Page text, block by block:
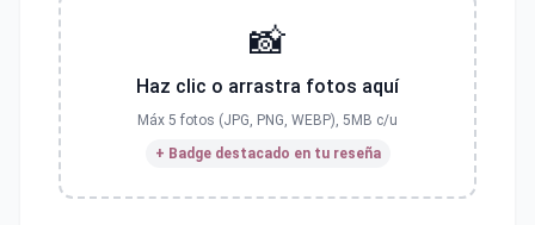
📸
Haz clic o arrastra fotos aquí
Máx 5 fotos (JPG, PNG, WEBP), 5MB c/u
+ Badge destacado en tu reseña